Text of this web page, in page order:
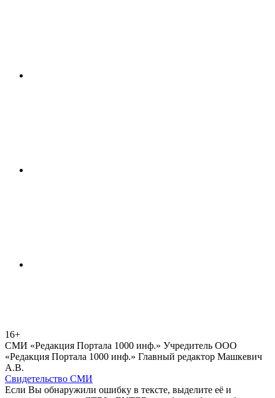
16+
СМИ «Редакция Портала 1000 инф.» Учредитель ООО
«Редакция Портала 1000 инф.» Главный редактор Машкевич
А.В.
Свидетельство СМИ
Если Вы обнаружили ошибку в тексте, выделите её и